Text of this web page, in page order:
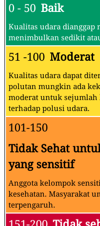
0 - 50 Baik
Kualitas udara dianggap
menimbulkan sedikit
51 -100 Moderat
Kualitas udara dapat
polutan mungkin ada
moderat untuk sejumlah
terhadap polusi udara.
101-150
Tidak Sehat
yang sensitif
Anggota kelompok
kesehatan. Masyarakat
terpengaruh.